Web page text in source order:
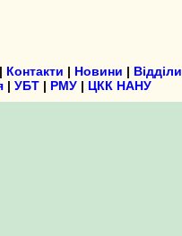
| Контакти | Новини | Відділи
| УБТ | РМУ | ЦКК НАНУ